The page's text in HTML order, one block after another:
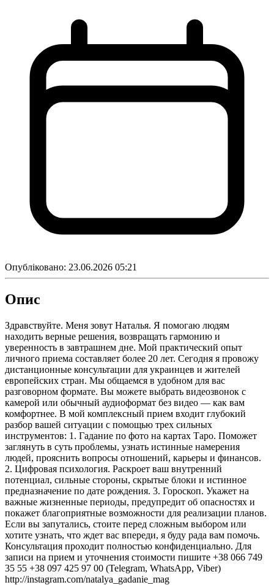
Опубліковано: 23.06.2026 05:21
Опис
Здравствуйте. Меня зовут Наталья. Я помогаю людям
находить верные решения, возвращать гармонию и
уверенность в завтрашнем дне. Мой практический опыт
личного приема составляет более 20 лет. Сегодня я провожу
дистанционные консультации для украинцев и жителей
европейских стран. Мы общаемся в удобном для вас
разговорном формате. Вы можете выбрать видеозвонок с
камерой или обычный аудиоформат без видео — как вам
комфортнее. В мой комплексный прием входит глубокий
разбор вашей ситуации с помощью трех сильных
инструментов: 1. Гадание по фото на картах Таро. Поможет
заглянуть в суть проблемы, узнать истинные намерения
людей, прояснить вопросы отношений, карьеры и финансов.
2. Цифровая психология. Раскроет ваш внутренний
потенциал, сильные стороны, скрытые блоки и истинное
предназначение по дате рождения. 3. Гороскоп. Укажет на
важные жизненные периоды, предупредит об опасностях и
покажет благоприятные возможности для реализации планов.
Если вы запутались, стоите перед сложным выбором или
хотите узнать, что ждет вас впереди, я буду рада вам помочь.
Консультация проходит полностью конфиденциально. Для
записи на прием и уточнения стоимости пишите +38 066 749
35 55 +38 097 425 97 00 (Telegram, WhatsApp, Viber)
http://instagram.com/natalya_gadanie_mag